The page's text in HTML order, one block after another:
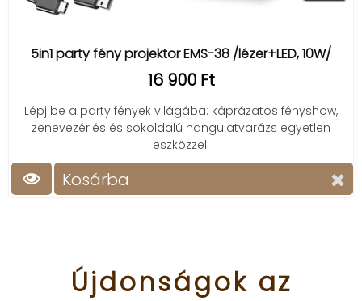
5in1 party fény projektor EMS-38 /lézer+LED, 10W/
16 900 Ft
Lépj be a party fények világába: káprázatos fényshow,
zenevezérlés és sokoldalú hangulatvarázs egyetlen
eszközzel!
Kosárba
Újdonságok az